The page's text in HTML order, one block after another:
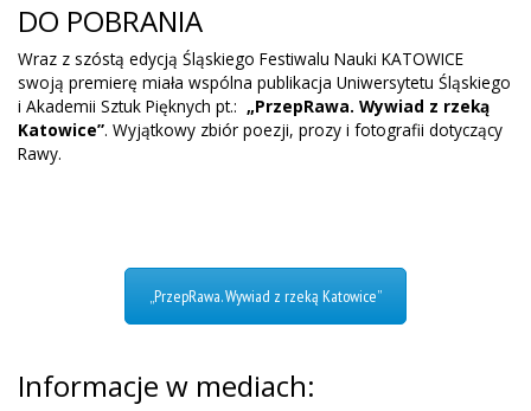
DO POBRANIA
Wraz z szóstą edycją Śląskiego Festiwalu Nauki KATOWICE
swoją premierę miała wspólna publikacja Uniwersytetu Śląskiego
i Akademii Sztuk Pięknych pt.: „PrzepRawa. Wywiad z rzeką
Katowice”. Wyjątkowy zbiór poezji, prozy i fotografii dotyczący
Rawy.
„PrzepRawa. Wywiad z rzeką Katowice”
Informacje w mediach: